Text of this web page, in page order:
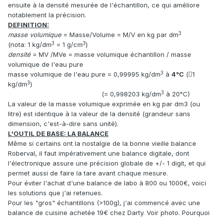
ensuite à la densité mesurée de l'échantillon, ce qui améliore
notablement la précision.
DEFINITION:
masse volumique = Masse/Volume = M/V en kg par dm3
(nota: 1 kg/dm3 = 1 g/cm3)
densité = MV /MVe = masse volumique échantillon / masse
volumique de l'eau pure
masse volumique de l'eau pure = 0,99995 kg/dm3 à 4°C (1
kg/dm3)
(= 0,998203 kg/dm3 à 20°C)
La valeur de la masse volumique exprimée en kg par dm3 (ou
litre) est identique à la valeur de la densité (grandeur sans
dimension, c'est-à-dire sans unité).
L'OUTIL DE BASE: LA BALANCE
Même si certains ont la nostalgie de la bonne vieille balance
Roberval, il faut impérativement une balance digitale, dont
l'électronique assure une précision globale de +/- 1 digit, et qui
permet aussi de faire la tare avant chaque mesure.
Pour éviter l'achat d'une balance de labo à 800 ou 1000€, voici
les solutions que j'ai retenues.
Pour les "gros" échantillons (>100g), j'ai commencé avec une
balance de cuisine achetée 19€ chez Darty. Voir photo. Pourquoi